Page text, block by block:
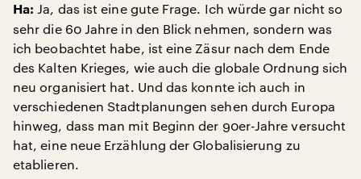
Ha: Ja, das ist eine gute Frage. Ich würde gar nicht so
sehr die 60 Jahre in den Blick nehmen, sondern was
ich beobachtet habe, ist eine Zäsur nach dem Ende
des Kalten Krieges, wie auch die globale Ordnung sich
neu organisiert hat. Und das konnte ich auch in
verschiedenen Stadtplanungen sehen durch Europa
hinweg, dass man mit Beginn der 90er-Jahre versucht
hat, eine neue Erzählung der Globalisierung zu
etablieren.